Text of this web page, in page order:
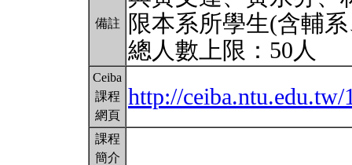
備註
限本系所學生(含輔
總人數上限：50人
Ceiba
課程
網頁
http://
課程
簡介